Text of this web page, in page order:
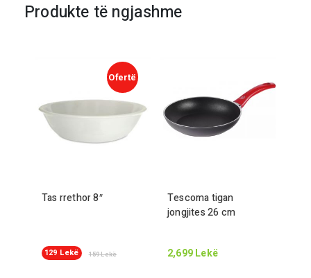
Produkte të ngjashme
Tas rrethor8″
159Lekë
129 Lekë
Tescoma tigan
jongjites26 cm
2,699Lekë